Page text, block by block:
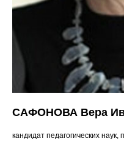
САФОНОВА Вера
кандидат педагогических